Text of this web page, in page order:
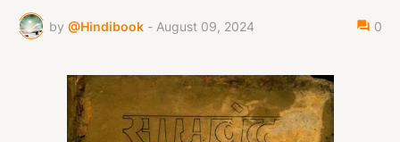
by @Hindibook - August 09, 2024 0